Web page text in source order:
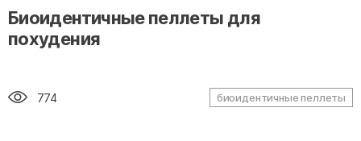
" alt="loading" class="img-responsive"/>
Биоидентичные пеллеты для
похудения
774 биоидентичные пеллеты